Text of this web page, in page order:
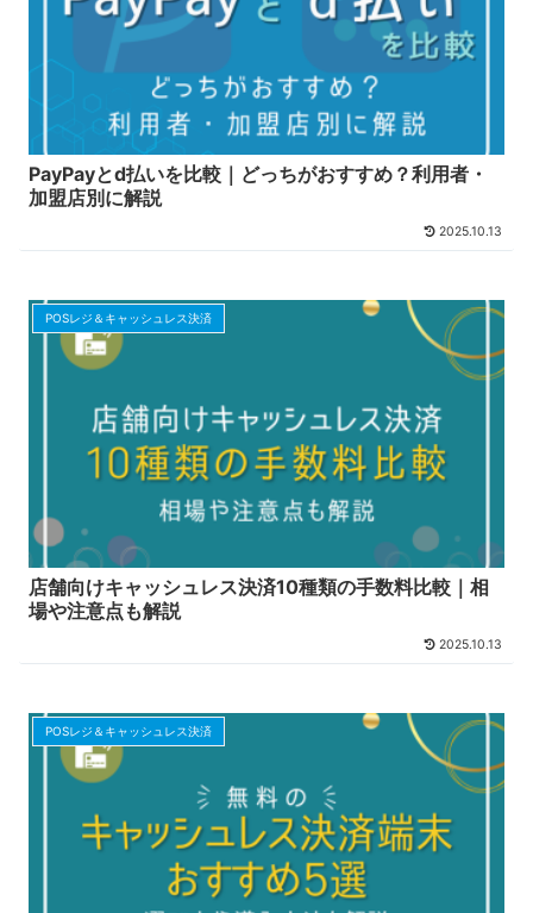
PayPayとd払いを比較｜どっちがおすすめ？利用者・
加盟店別に解説
2025.10.13
POSレジ＆キャッシュレス決済
店舗向けキャッシュレス決済10種類の手数料比較｜相
場や注意点も解説
2025.10.13
POSレジ＆キャッシュレス決済